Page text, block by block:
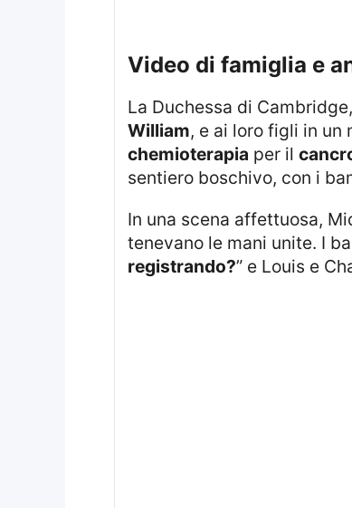
video di famiglia e
La Duchessa di Cambridge,
William, e ai loro figli in un
chemioterapia per il
sentiero boschivo, con i
In una scena affettuosa, Middleton ha appoggiato la testa sulla spalla di William mentre si trovavano seduti e
tenevano le mani unite. I
registrando?” e Louis e